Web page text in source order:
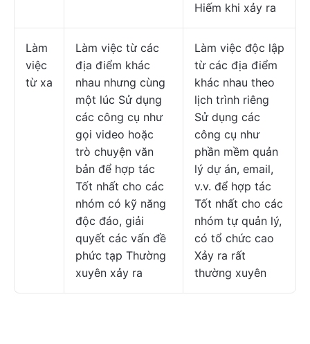
Hiếm khi xảy ra
Làm
việc
từ xa
Làm việc từ các
địa điểm khác
nhau nhưng cùng
một lúc Sử dụng
các công cụ như
gọi video hoặc
trò chuyện văn
bản để hợp tác
Tốt nhất cho các
nhóm có kỹ năng
độc đáo, giải
quyết các vấn đề
phức tạp Thường
xuyên xảy ra
Làm việc độc lập
từ các địa điểm
khác nhau theo
lịch trình riêng
Sử dụng các
công cụ như
phần mềm quản
lý dự án, email,
v.v. để hợp tác
Tốt nhất cho các
nhóm tự quản lý,
có tổ chức cao
Xảy ra rất
thường xuyên